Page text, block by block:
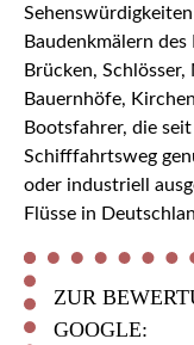
Baudenkmälern
Brücken,
Bauernhöfe,
Bootsfahrer, die
Schifffahrtsweg
oder industriell
Flüsse in
ZUR
GOOGLE: